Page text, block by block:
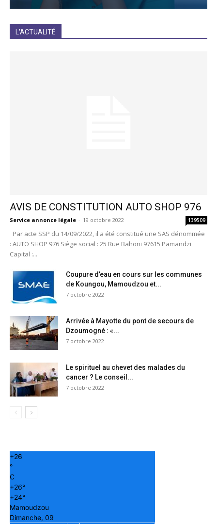
L'ACTUALITÉ
AVIS DE CONSTITUTION AUTO SHOP 976
Service annonce légale - 19 octobre 2022 139509
Par acte SSP du 14/09/2022, il a été constitué une SAS dénommée
: AUTO SHOP 976 Siège social : 25 Rue Bahoni 97615 Pamandzi
Capital :...
Coupure d’eau en cours sur les communes
de Koungou, Mamoudzou et...
7 octobre 2022
Arrivée à Mayotte du pont de secours de
Dzoumogné : «...
7 octobre 2022
Le spirituel au chevet des malades du
cancer ? Le conseil...
7 octobre 2022
+26
°
C
+26°
+24°
Mamoudzou
Dimanche, 09